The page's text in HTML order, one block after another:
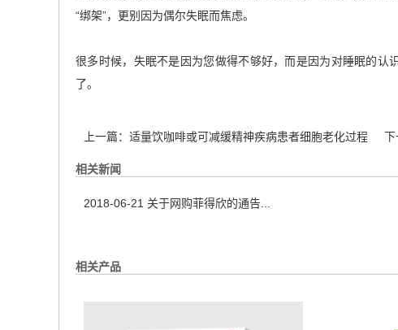
“绑架”，更别因为偶尔失眠而焦虑。
很多时候，失眠不是因为您做得不够好，而是因为对睡眠的
了。
上一篇： 适量饮咖啡或可减缓精神疾病患者细胞老化过程 下
相关新闻
2018-06-21 关于网购菲得欣的通告...
相关产品